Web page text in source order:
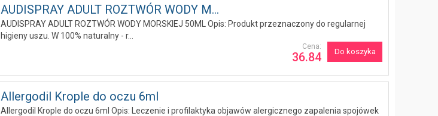
AUDISPRAY ADULT ROZTWÓR WODY M...
AUDISPRAY ADULT ROZTWÓR WODY MORSKIEJ 50ML Opis: Produkt przeznaczony do regularnej
higieny uszu. W 100% naturalny - r...
Do koszyka
Cena:
36.84
Allergodil Krople do oczu 6ml
Allergodil Krople do oczu 6ml Opis: Leczenie i profilaktyka objawów alergicznego zapalenia spojówek